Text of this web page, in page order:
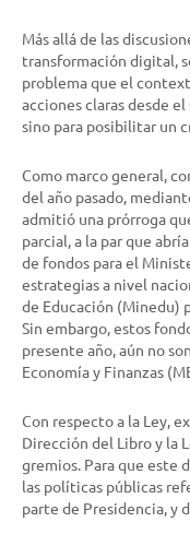
Más allá de las
transformación digital,
problema que el
acciones claras desde
sino para posibilitar un
Como marco general,
del año pasado,
admitió una prórroga
parcial, a la par que
de fondos para el
estrategias a nivel
de Educación (Minedu)
Sin embargo, estos
presente año, aún no
Economía y Finanzas
Con respecto a la Ley,
Dirección del Libro y la
gremios. Para que este
las políticas públicas
parte de Presidencia, y